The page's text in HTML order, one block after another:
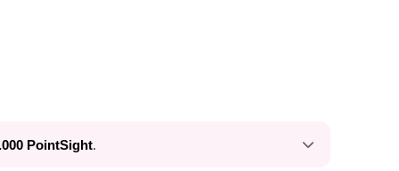
PointSight.